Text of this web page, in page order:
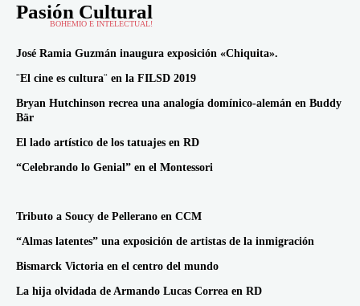
Pasión Cultural
BOHEMIO E INTELECTUAL!
José Ramia Guzmán inaugura exposición «Chiquita».
¨El cine es cultura¨ en la FILSD 2019
Bryan Hutchinson recrea una analogía domínico-alemán en Buddy
Bär
El lado artístico de los tatuajes en RD
“Celebrando lo Genial” en el Montessori
Tributo a Soucy de Pellerano en CCM
“Almas latentes” una exposición de artistas de la inmigración
Bismarck Victoria en el centro del mundo
La hija olvidada de Armando Lucas Correa en RD